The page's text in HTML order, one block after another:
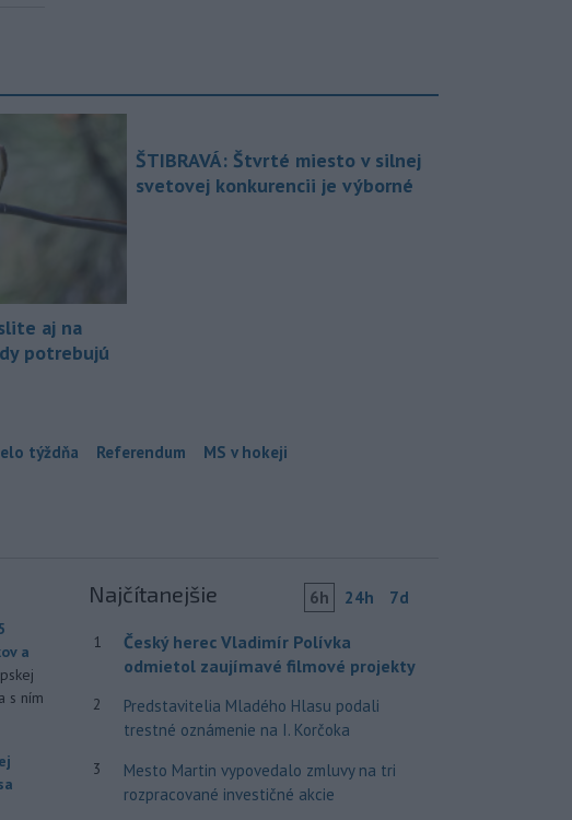
aj na
potrebujú
ŠTIBRAVÁ: Štvrté miesto v silnej
svetovej konkurencii je výborné
týždňa Referendum MS v hokeji
a
s ním
Najčítanejšie 6h 24h 7d
1
Český herec Vladimír Polívka
odmietol zaujímavé filmové projekty
2
Predstavitelia Mladého Hlasu podali
trestné oznámenie na I. Korčoka
3
Mesto Martin vypovedalo zmluvy na tri
rozpracované investičné akcie